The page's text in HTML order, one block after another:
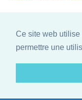
Ce site web
permettre une